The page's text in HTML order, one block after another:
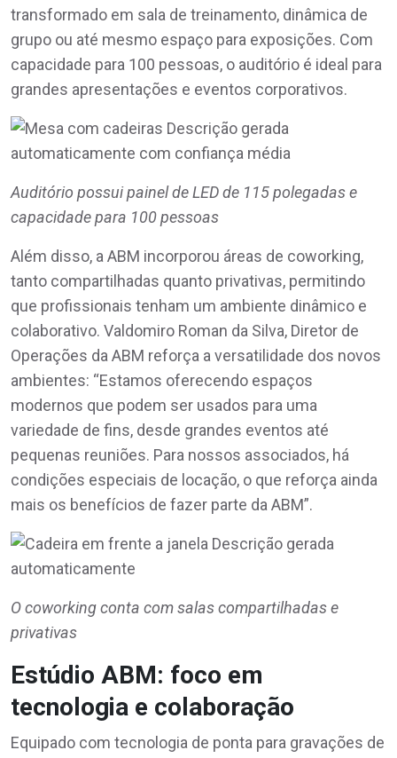
transformado em sala de treinamento, dinâmica de
grupo ou até mesmo espaço para exposições. Com
capacidade para 100 pessoas, o auditório é ideal para
grandes apresentações e eventos corporativos.
Auditório possui painel de LED de 115 polegadas e
capacidade para 100 pessoas
Além disso, a ABM incorporou áreas de coworking,
tanto compartilhadas quanto privativas, permitindo
que profissionais tenham um ambiente dinâmico e
colaborativo. Valdomiro Roman da Silva, Diretor de
Operações da ABM reforça a versatilidade dos novos
ambientes: “Estamos oferecendo espaços
modernos que podem ser usados para uma
variedade de fins, desde grandes eventos até
pequenas reuniões. Para nossos associados, há
condições especiais de locação, o que reforça ainda
mais os benefícios de fazer parte da ABM”.
O coworking conta com salas compartilhadas e
privativas
Estúdio ABM: foco em
tecnologia e colaboração
Equipado com tecnologia de ponta para gravações de